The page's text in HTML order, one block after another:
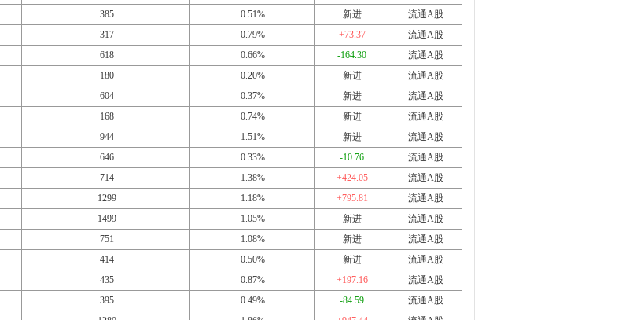
385 0.51% 新进
流通A股
317 0.79% +73.37
流通A股
618 0.66% -164.30
流通A股
180 0.20% 新进
流通A股
604 0.37% 新进
流通A股
168 0.74% 新进
流通A股
944 1.51% 新进
流通A股
646 0.33% -10.76
流通A股
714 1.38% +424.05
流通A股
1299 1.18% +795.81
流通A股
1499 1.05% 新进
流通A股
751 1.08% 新进
流通A股
414 0.50% 新进
流通A股
435 0.87% +197.16
流通A股
395 0.49% -84.59
流通A股